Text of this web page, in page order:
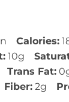
Calories:
10g
Trans Fat:
Fiber: 2g